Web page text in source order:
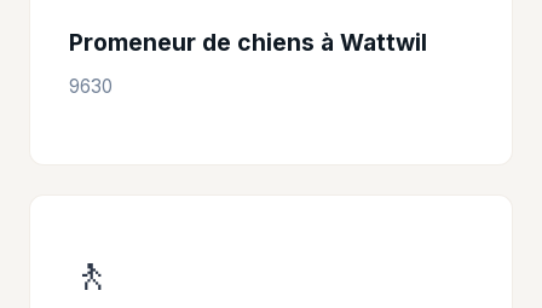
Promeneur de chiens à Wattwil
9630
🚶